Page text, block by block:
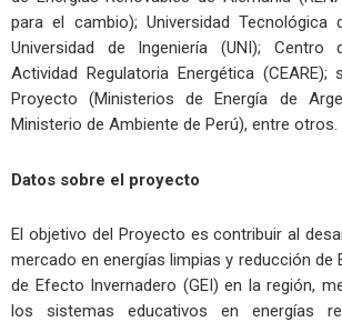
para el cambio); Universidad Tecnológica
Universidad de Ingeniería (UNI);
Actividad Regulatoria Energética
Proyecto (Ministerios de Energía de
Ministerio de Ambiente de Perú), entre otros.
Datos sobre el proyecto
El objetivo del Proyecto es contribuir al
mercado en energías limpias y reducción de
de Efecto Invernadero (GEI) en la región,
los sistemas educativos en energías